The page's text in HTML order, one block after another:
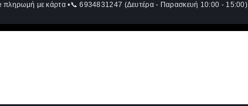
πληρωμή με κάρτα •📞 6934831247 (Δευτέρα - Παρασκευή 10:00 - 15:00)